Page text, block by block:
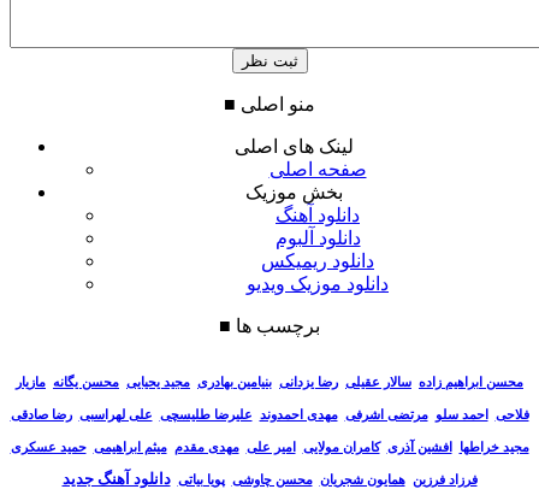
■ منو اصلی
لینک های اصلی
صفحه اصلی
بخش موزیک
دانلود آهنگ
دانلود آلبوم
دانلود ریمیکس
دانلود موزیک ویدیو
■ برچسب ها
محسن ابراهیم زاده سالار عقیلی رضا یزدانی بنیامین بهادری مجید یحیایی محسن یگانه مازیار
فلاحی احمد سلو مرتضی اشرفی مهدی احمدوند علیرضا طلیسچی علی لهراسبی رضا صادقی
مجید خراطها افشین آذری کامران مولایی امیر علی مهدی مقدم میثم ابراهیمی حمید عسکری
فرزاد فرزین همایون شجریان محسن چاوشی پویا بیاتی دانلود آهنگ جدید